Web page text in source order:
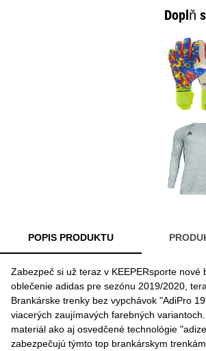
Doplň
POPIS PRODUKTU
Zabezpeč si už teraz v KEEPERsporte nové
oblečenie adidas pre sezónu 2019/2020,
Brankárske trenky bez vypchávok "AdiPro
viacerých zaujímavých farebných
materiál ako aj osvedčené technológie
zabezpečujú týmto top brankárskym